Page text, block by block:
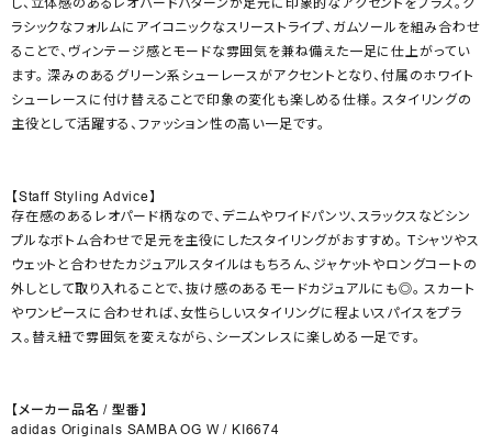
ラシックなフォルムにアイコニックなスリーストライプ、ガムソールを組み合わせ
ることで、ヴィンテージ感とモードな雰囲気を兼ね備えた一足に仕上がってい
ます。 深みのあるグリーン系シューレースがアクセントとなり、付属のホワイト
シューレースに付け替えることで印象の変化も楽しめる仕様。 スタイリングの
主役として活躍する、ファッション性の高い一足です。
【Staff Styling Advice】
存在感のあるレオパード柄なので、デニムやワイドパンツ、スラックスなどシン
プルなボトム合わせで足元を主役にしたスタイリングがおすすめ。 Tシャツやス
ウェットと合わせたカジュアルスタイルはもちろん、ジャケットやロングコートの
外しとして取り入れることで、抜け感のあるモードカジュアルにも◎。 スカート
やワンピースに合わせれば、女性らしいスタイリングに程よいスパイスをプラ
ス。替え紐で雰囲気を変えながら、シーズンレスに楽しめる一足です。
【メーカー品名 / 型番】
adidas Originals SAMBA OG W / KI6674